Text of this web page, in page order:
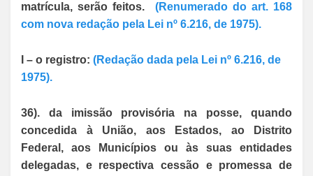
matrícula, serão feitos. (Renumerado do art. 168
com nova redação pela Lei nº 6.216, de 1975).
I – o registro: (Redação dada pela Lei nº 6.216, de
1975).
36). da imissão provisória na posse, quando
concedida à União, aos Estados, ao Distrito
Federal, aos Municípios ou às suas entidades
delegadas, e respectiva cessão e promessa de